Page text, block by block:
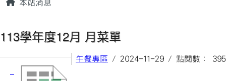
本站消息
113學年度12月 月菜單
午餐專區 / 2024-11-29 / 點閱數： 395